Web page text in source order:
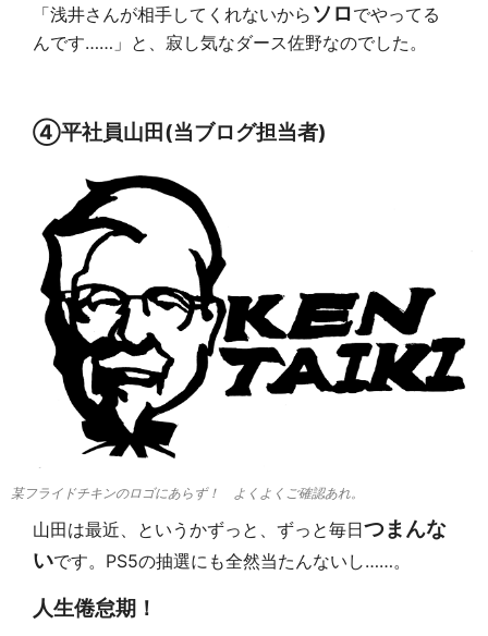
「浅井さんが相手してくれないから ソロでやってる
んです……」と、寂し気なダース佐野なのでした。
④平社員山田(当ブログ担当者)
某フライドチキンのロゴにあらず！ よくよくご確認あれ。
山田は最近、というかずっと、ずっと毎日つまんな
いです。PS5の抽選にも全然当たんないし……。
人生倦怠期！